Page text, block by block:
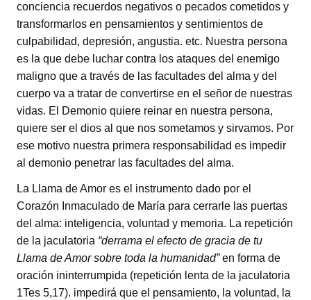
conciencia recuerdos negativos o pecados cometidos y
transformarlos en pensamientos y sentimientos de
culpabilidad, depresión, angustia. etc. Nuestra persona
es la que debe luchar contra los ataques del enemigo
maligno que a través de las facultades del alma y del
cuerpo va a tratar de convertirse en el señor de nuestras
vidas. El Demonio quiere reinar en nuestra persona,
quiere ser el dios al que nos sometamos y sirvamos. Por
ese motivo nuestra primera responsabilidad es impedir
al demonio penetrar las facultades del alma.
La Llama de Amor es el instrumento dado por el
Corazón Inmaculado de María para cerrarle las puertas
del alma: inteligencia, voluntad y memoria. La repetición
de la jaculatoria “derrama el efecto de gracia de tu
Llama de Amor sobre toda la humanidad”en forma de
oración ininterrumpida (repetición lenta de la jaculatoria
1Tes 5,17). impedirá que el pensamiento, la voluntad, la